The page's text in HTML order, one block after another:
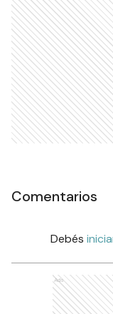
Comentarios
Debés
Ads